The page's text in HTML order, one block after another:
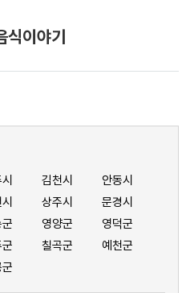
식이야기
김천시
안동시
상주시
문경시
영양군
영덕군
칠곡군
예천군